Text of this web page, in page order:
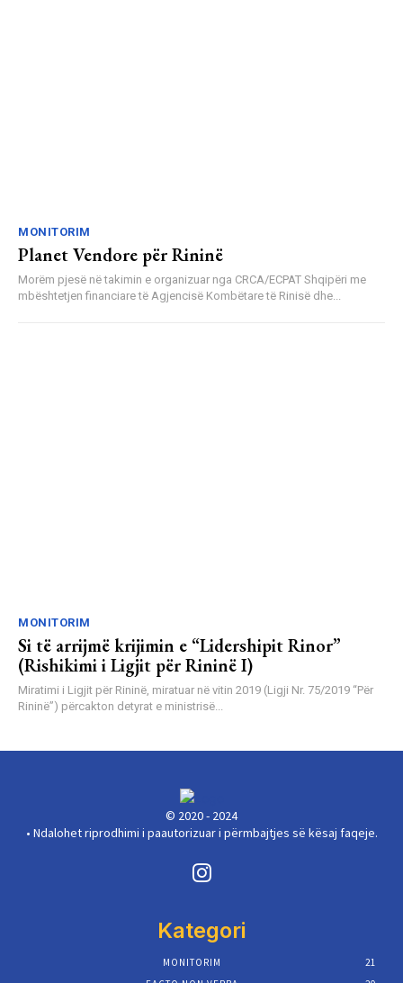
MONITORIM
Planet Vendore për Rininë
Morëm pjesë në takimin e organizuar nga CRCA/ECPAT Shqipëri me
mbështetjen financiare të Agjencisë Kombëtare të Rinisë dhe...
MONITORIM
Si të arrijmë krijimin e “Lidershipit Rinor”
(Rishikimi i Ligjit për Rininë I)
Miratimi i Ligjit për Rininë, miratuar në vitin 2019 (Ligji Nr. 75/2019 “Për
Rininë”) përcakton detyrat e ministrisë...
© 2020 - 2024
• Ndalohet riprodhimi i paautorizuar i përmbajtjes së kësaj faqeje.
Kategori
MONITORIM
21